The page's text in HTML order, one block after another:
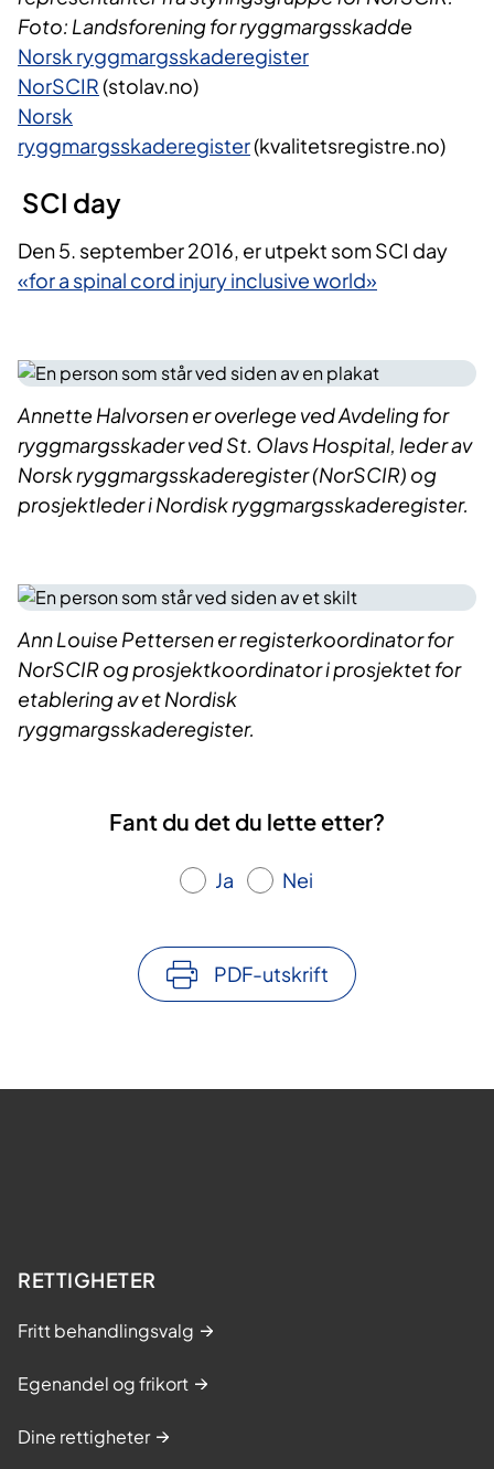
Foto: Landsforening for ryggmargsskadde
Norsk ryggmargsskaderegister
NorSCIR(stolav.no)
Norsk
ryggmargsskaderegister(kvalitetsregistre.no)
SCI day
Den 5. september 2016, er utpekt som SCI day
«for a spinal cord injury inclusive world»
Annette Halvorsen er overlege ved Avdeling for
ryggmargsskader ved St. Olavs Hospital, leder av
Norsk ryggmargsskaderegister (NorSCIR) og
prosjektleder i Nordisk ryggmargsskaderegister.
Ann Louise Pettersen er registerkoordinator for
NorSCIR og prosjektkoordinator i prosjektet for
etablering av et Nordisk
ryggmargsskaderegister.
Fant du det du lette etter?
Ja Nei
PDF-utskrift
RETTIGHETER
Fritt behandlingsvalg
Egenandel og frikort
Dine rettigheter